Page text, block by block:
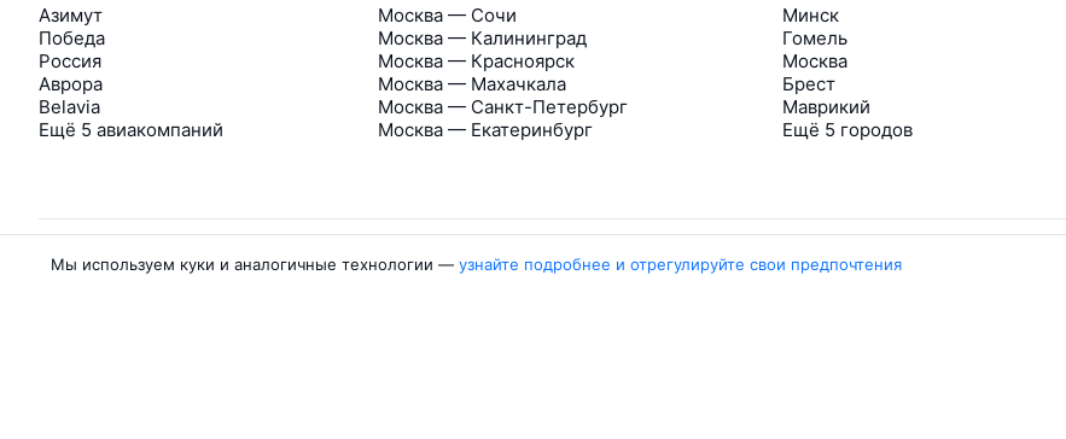
Азимут
Победа
Россия
Аврора
Belavia
Ещё 5 авиакомпаний
Москва — Сочи
Москва — Калининград
Москва — Красноярск
Москва — Махачкала
Москва — Санкт-Петербург
Москва — Екатеринбург
Минск
Гомель
Москва
Брест
Маврикий
Ещё 5 городов
Мы используем куки и аналогичные технологии — узнайте подробнее и отрегулируйте свои предпочтения